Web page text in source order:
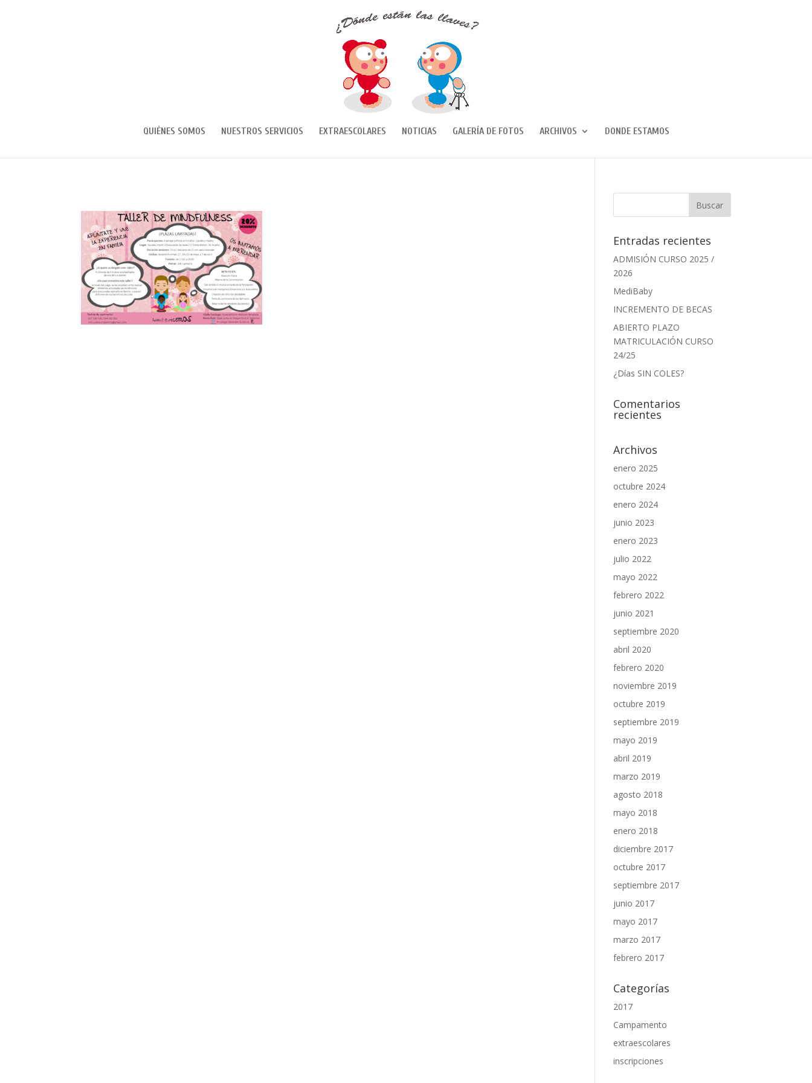
QUIÉNES SOMOS NUESTROS SERVICIOS EXTRAESCOLARES NOTICIAS GALERÍA DE FOTOS ARCHIVOS DONDE ESTAMOS
Entradas recientes
ADMISIÓN CURSO 2025 /
2026
MediBaby
INCREMENTO DE BECAS
ABIERTO PLAZO
MATRICULACIÓN CURSO
24/25
¿Días SIN COLES?
Comentarios
recientes
Archivos
enero 2025
octubre 2024
enero 2024
junio 2023
enero 2023
julio 2022
mayo 2022
febrero 2022
junio 2021
septiembre 2020
abril 2020
febrero 2020
noviembre 2019
octubre 2019
septiembre 2019
mayo 2019
abril 2019
marzo 2019
agosto 2018
mayo 2018
enero 2018
diciembre 2017
octubre 2017
septiembre 2017
junio 2017
mayo 2017
marzo 2017
febrero 2017
Categorías
2017
Campamento
extraescolares
inscripciones